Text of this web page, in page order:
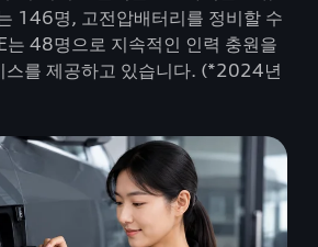
146명, 고전압배터리를 정비할 수
는 48명으로 지속적인 인력 충원을
스를 제공하고 있습니다. (*2024년